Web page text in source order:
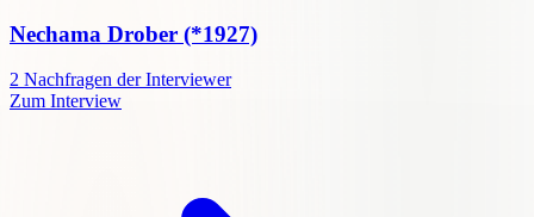
Nechama Drober (*1927)
2 Nachfragen der Interviewer
Zum Interview